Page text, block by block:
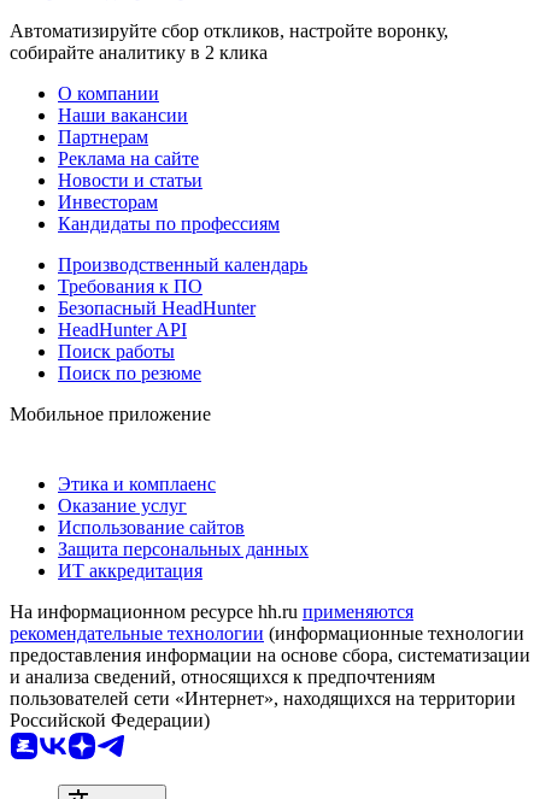
Автоматизируйте сбор откликов, настройте воронку,
собирайте аналитику в 2 клика
О компании
Наши вакансии
Партнерам
Реклама на сайте
Новости и статьи
Инвесторам
Кандидаты по профессиям
Производственный календарь
Требования к ПО
Безопасный HeadHunter
HeadHunter API
Поиск работы
Поиск по резюме
Мобильное приложение
Этика и комплаенс
Оказание услуг
Использование сайтов
Защита персональных данных
ИТ аккредитация
На информационном ресурсе hh.ru применяются
рекомендательные технологии (информационные технологии
предоставления информации на основе сбора, систематизации
и анализа сведений, относящихся к предпочтениям
пользователей сети «Интернет», находящихся на территории
Российской Федерации)